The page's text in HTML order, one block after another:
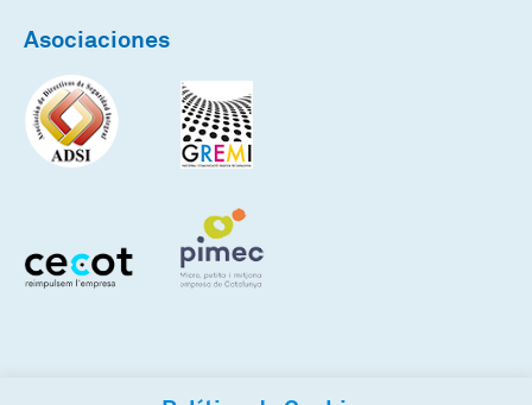
Asociaciones